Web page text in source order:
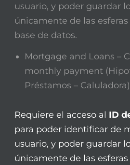
usuario, y poder guardar
únicamente de las
base de datos.
Mortgage and Loans –
monthly payment
Préstamos – Caluladora)
Requiere el acceso al ID
para poder identificar de
usuario, y poder guardar
únicamente de las